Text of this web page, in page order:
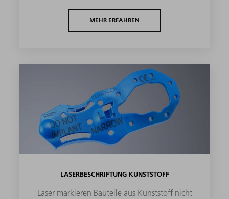
MEHR ERFAHREN
LASERBESCHRIFTUNG KUNSTSTOFF
Laser markieren Bauteile aus Kunststoff nicht